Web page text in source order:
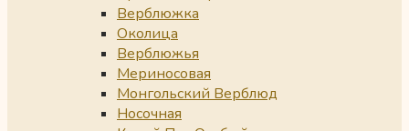
Верблюжка
Околица
Верблюжья
Мериносовая
Монгольский Верблюд
Носочная